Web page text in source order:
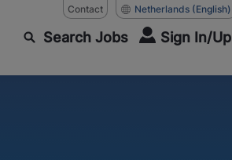
Contact Netherlands (English)
Search Jobs Sign In/Up